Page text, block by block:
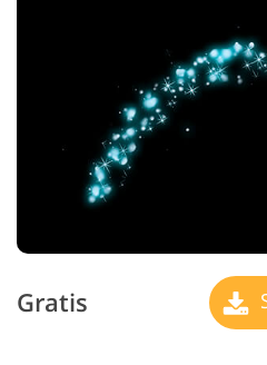
Gratis